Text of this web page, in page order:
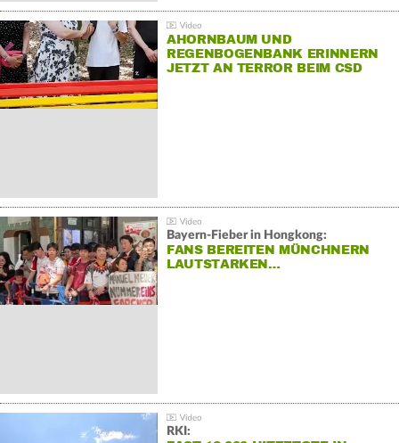
AHORNBAUM UND
REGENBOGENBANK ERINNERN
JETZT AN TERROR BEIM CSD
Bayern-Fieber in Hongkong:
FANS BEREITEN MÜNCHNERN
LAUTSTARKEN…
RKI: